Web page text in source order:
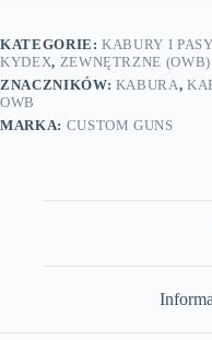
KATEGORIE:KABURY I
KYDEX, ZEWNĘTRZNE (OWB)
ZNACZNIKÓW: KABURA,
OWB
MARKA: CUSTOM GUNS